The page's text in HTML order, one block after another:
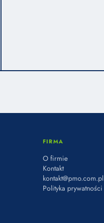
FIRMA
O firmie
Kontakt
kontakt@pmo.com.pl
Polityka prywatności